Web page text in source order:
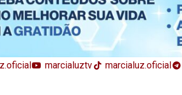
marcialuztv marcialuz.oficial